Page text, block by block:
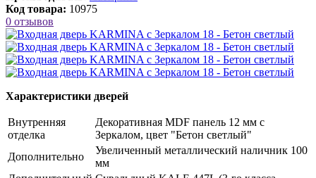
Код товара: 10975
0 отзывов
Характеристики дверей
Внутренняя
отделка
Декоративная MDF панель 12 мм с
Зеркалом, цвет "Бетон светлый"
Дополнительно
Увеличенный металлический наличник 100
мм